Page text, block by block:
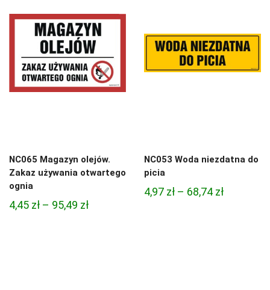
68,74 zł
NC065 Magazyn olejów.
Zakaz używania otwartego
ognia
4,45 zł – 95,49 złZakres
NC053 Woda niezdatna do
picia
4,97 zł – 68,74 złZakres